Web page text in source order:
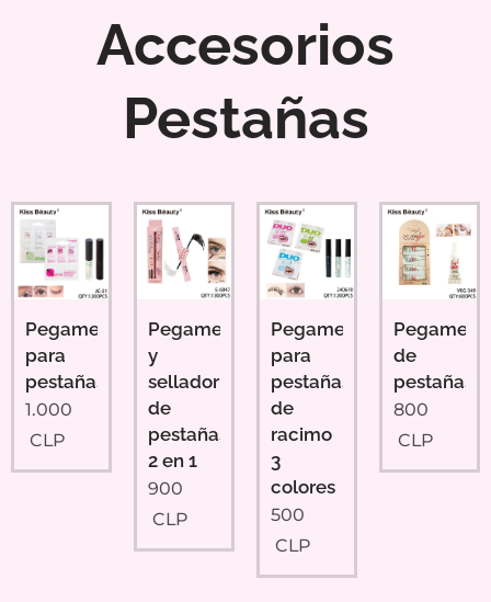
Accesorios
Pestañas
Pegamento
para
pestañas
1.000
CLP
Pegamento
y
sellador
de
pestañas
2 en 1
900
CLP
Pegamento
para
pestañas
de
racimo
3
colores
500
CLP
de
pestañas
800
CLP